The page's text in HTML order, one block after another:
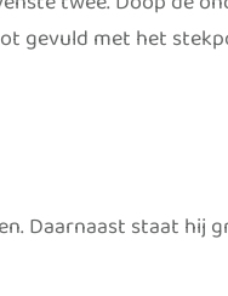
gevuld met het
Daarnaast staat hij